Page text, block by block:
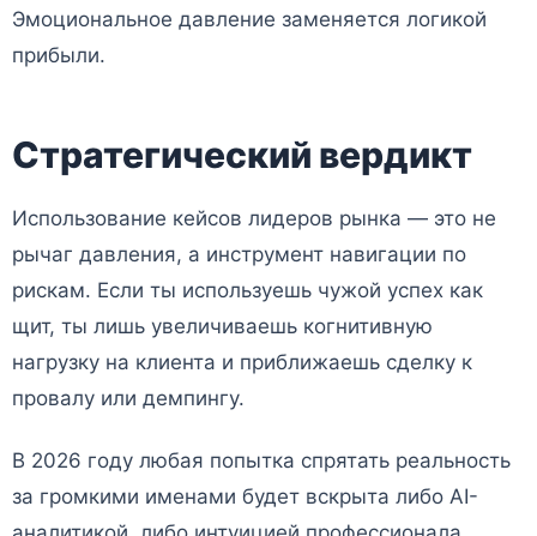
Эмоциональное давление заменяется логикой
прибыли.
Стратегический вердикт
Использование кейсов лидеров рынка — это не
рычаг давления, а инструмент навигации по
рискам. Если ты используешь чужой успех как
щит, ты лишь увеличиваешь когнитивную
нагрузку на клиента и приближаешь сделку к
провалу или демпингу.
В 2026 году любая попытка спрятать реальность
за громкими именами будет вскрыта либо AI-